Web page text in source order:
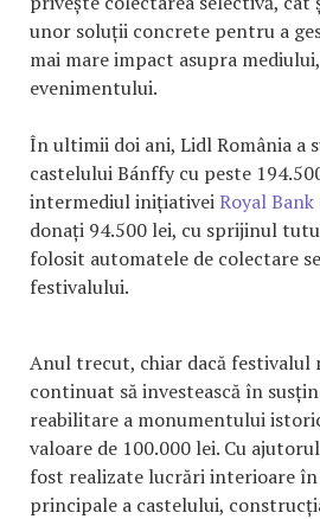
unor soluții concrete pentru a
mai mare impact asupra
evenimentului.
În ultimii doi ani, Lidl România a
castelului Bánffy cu peste
intermediul inițiativeiRoyal
donați 94.500 lei, cu sprijinul
folosit automatele de colectare
festivalului.
Anul trecut, chiar dacă festivalul
continuat să investească în
reabilitare a monumentului
valoare de 100.000 lei. Cu
fost realizate lucrări interioare
principale a castelului,